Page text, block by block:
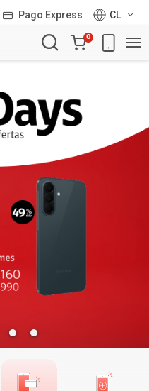
Pago Express
CL
Carro
de
0